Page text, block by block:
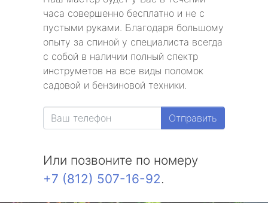
часа совершенно бесплатно и не с
пустыми руками. Благодаря большому
опыту за спиной у специалиста всегда
с собой в наличии полный спектр
инструметов на все виды поломок
садовой и бензиновой техники.
Отправить
Или позвоните по номеру
+7 (812) 507-16-92.